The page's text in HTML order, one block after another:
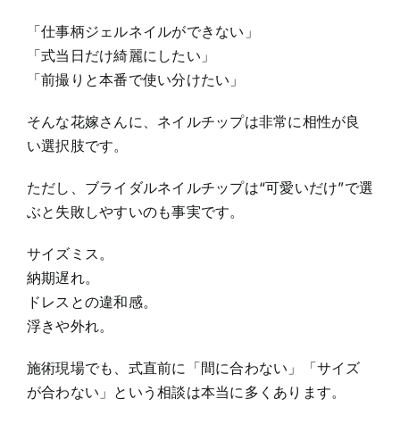
「仕事柄ジェルネイルができない」
「式当日だけ綺麗にしたい」
「前撮りと本番で使い分けたい」
そんな花嫁さんに、ネイルチップは非常に相性が良
い選択肢です。
ただし、ブライダルネイルチップは“可愛いだけ”で選
ぶと失敗しやすいのも事実です。
サイズミス。
納期遅れ。
ドレスとの違和感。
浮きや外れ。
施術現場でも、式直前に「間に合わない」「サイズ
が合わない」という相談は本当に多くあります。